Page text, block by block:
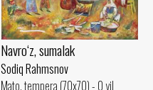
Navro‘z, sumalak
Sodiq Rahmsnov
Mato, tempera (70x70) - 0 yil